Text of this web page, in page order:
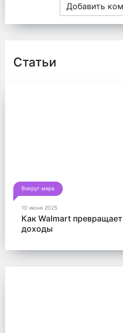
Добавить
Статьи
Вокруг мира
10 июня 2025
Как Walmart
доходы